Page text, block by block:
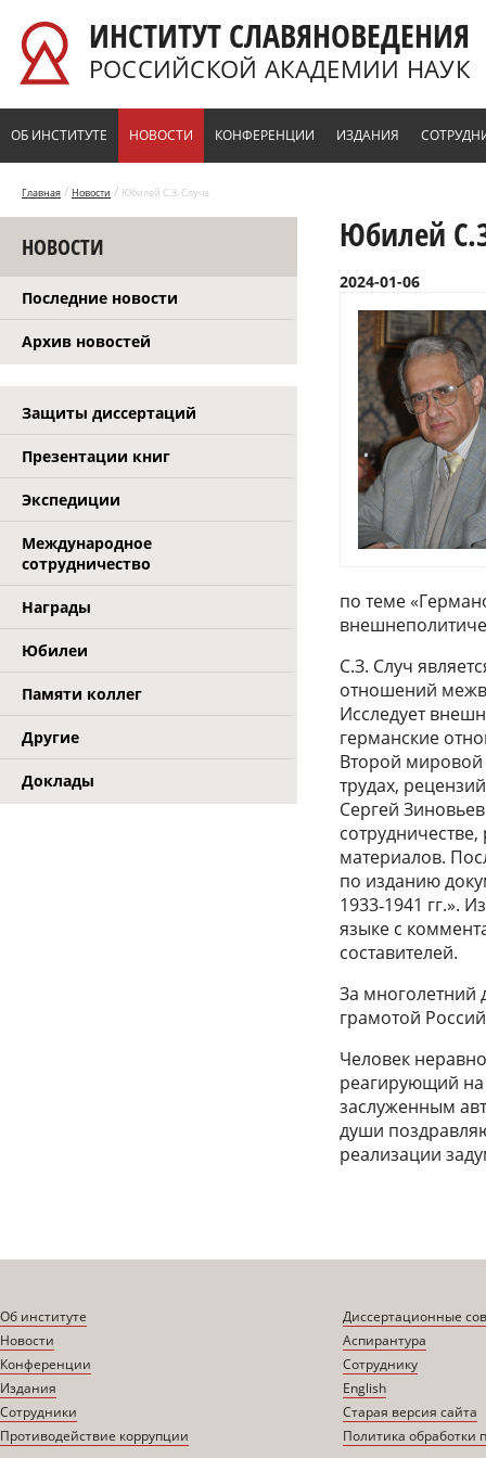
ИНСТИТУТ СЛАВЯНОВЕДЕНИЯ
РОССИЙСКОЙ АКАДЕМИИ НАУК
ОБ ИНСТИТУТЕ НОВОСТИ КОНФЕРЕНЦИИ ИЗДАНИЯ
Главная / Новости / Юбилей С.З. Случа
НОВОСТИ
Последние новости
Архив новостей
Защиты диссертаций
Презентации книг
Экспедиции
Международное
сотрудничество
Награды
Юбилеи
Памяти коллег
Другие
Доклады
Юбилей
2024-01-06
по теме
С.З. Случ
отношений
Исследует
германские
Второй мировой
трудах,
Сергей
материалов.
по изданию
1933‑1941 гг.».
языке с
составителей.
За многолетний
грамотой
Человек
реагирующий на
заслуженным
души
реализации
Об институте
Новости
Конференции
Издания
Сотрудники
Противодействие коррупции
Диссертационные
Аспирантура
Сотруднику
English
Старая версия сайта
Политика обработки